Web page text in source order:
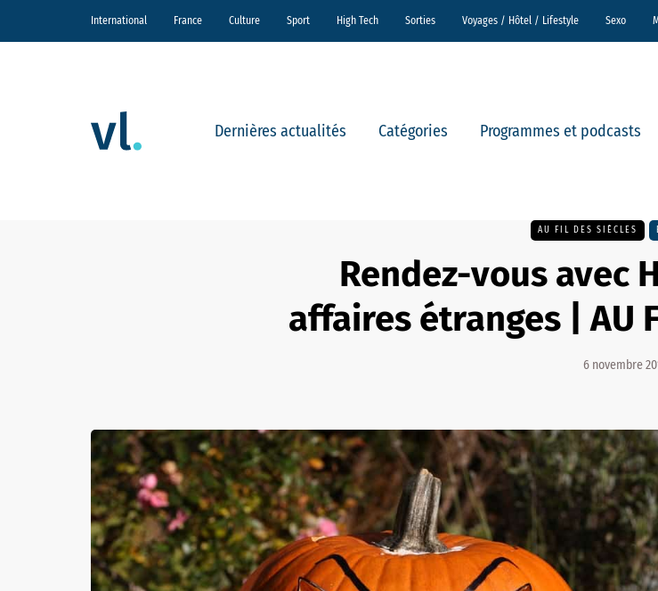
International France Culture Sport High Tech Sorties Voyages / Hôtel / Lifestyle Sexo
Dernières actualités Catégories Programmes et podcasts
AU FIL DES SIÈCLES
Rendez-vous avec
affaires étranges | AU
6 novembre